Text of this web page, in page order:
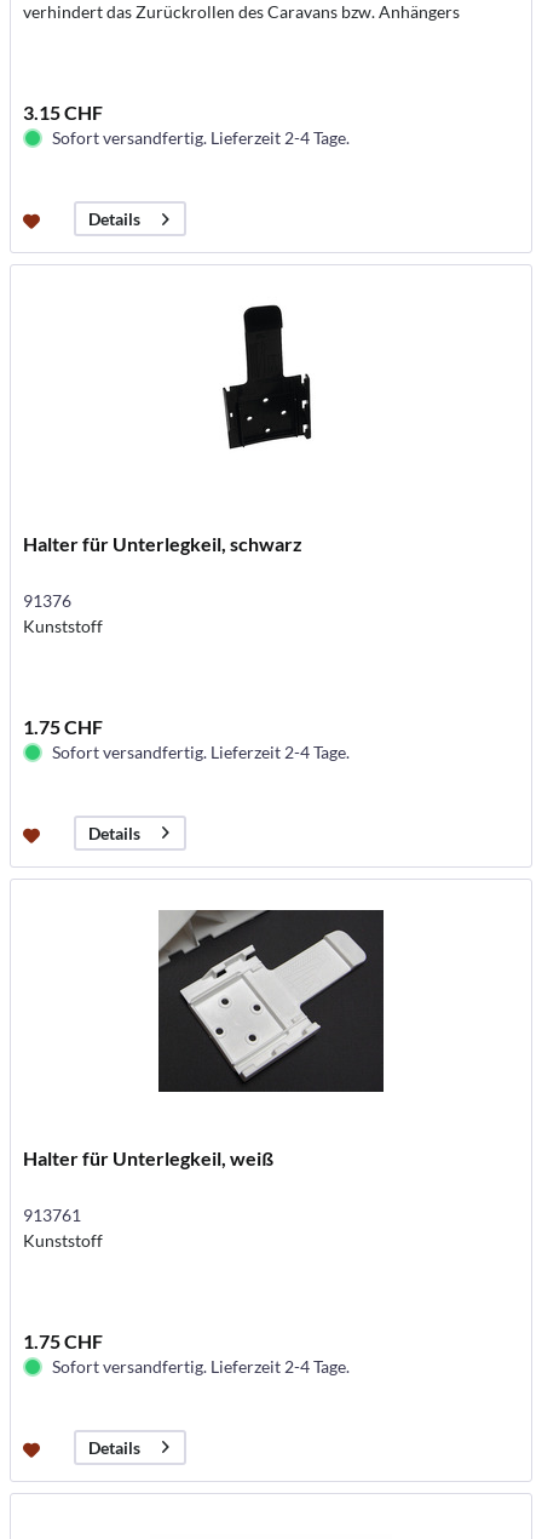
verhindert das Zurückrollen des Caravans bzw. Anhängers
3.15 CHF
Sofort versandfertig. Lieferzeit 2-4 Tage.
Details
Halter für Unterlegkeil, schwarz
91376
Kunststoff
1.75 CHF
Sofort versandfertig. Lieferzeit 2-4 Tage.
Details
Halter für Unterlegkeil, weiß
913761
Kunststoff
1.75 CHF
Sofort versandfertig. Lieferzeit 2-4 Tage.
Details